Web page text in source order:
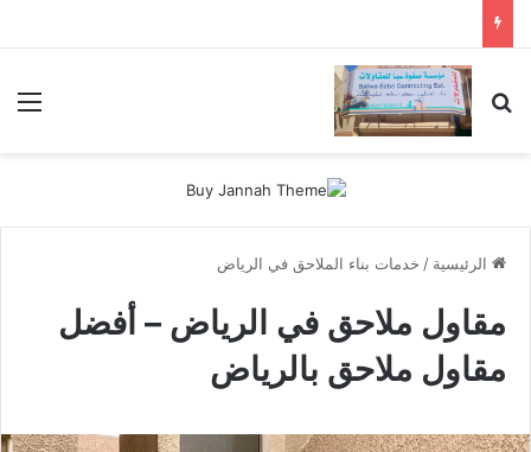
بحث عن
الرئيسية / خدمات بناء الملاحق في الرياض
مقاول ملاحق في الرياض – أفضل
مقاول ملاحق بالرياض